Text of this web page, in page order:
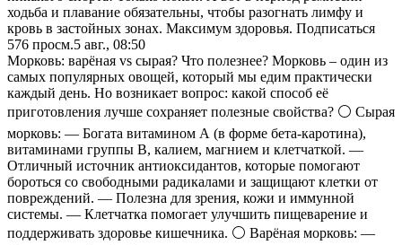
ходьба и плавание обязательны, чтобы разогнать лимфу и
кровь в застойных зонах. Максимум здоровья. Подписаться
576 просм.5 авг., 08:50
Морковь: варёная vs сырая? Что полезнее? Морковь – один из
самых популярных овощей, который мы едим практически
каждый день. Но возникает вопрос: какой способ её
приготовления лучше сохраняет полезные свойства? ⚪️ Сырая
морковь: — Богата витамином А (в форме бета-каротина),
витаминами группы В, калием, магнием и клетчаткой. —
Отличный источник антиоксидантов, которые помогают
бороться со свободными радикалами и защищают клетки от
повреждений. — Полезна для зрения, кожи и иммунной
системы. — Клетчатка помогает улучшить пищеварение и
поддерживать здоровье кишечника. ⚪️ Варёная морковь: —